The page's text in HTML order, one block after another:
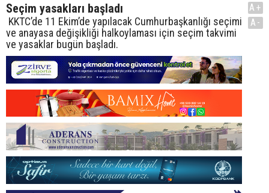
Seçim yasakları başladı
KKTC’de 11 Ekim’de yapılacak Cumhurbaşkanlığı seçimi
ve anayasa değişikliği halkoylaması için seçim takvimi
ve yasaklar bugün başladı.
A+
A-